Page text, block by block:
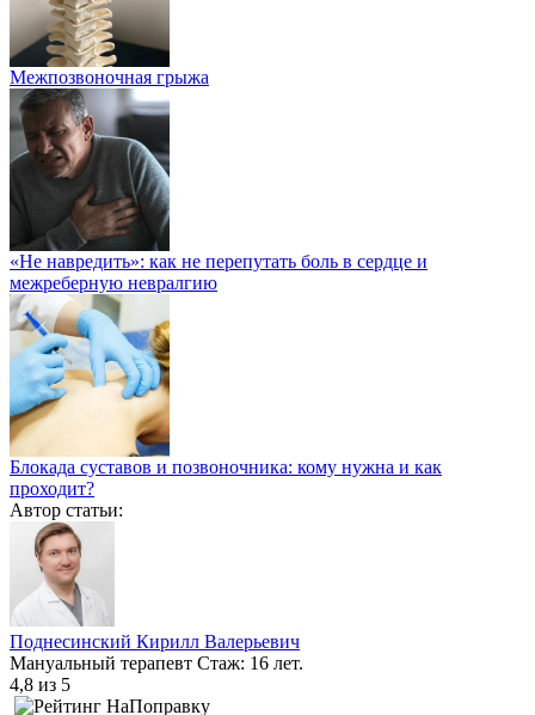
Межпозвоночная грыжа
«Не навредить»: как не перепутать боль в сердце и
межреберную невралгию
Блокада суставов и позвоночника: кому нужна и как
проходит?
Автор статьи:
Поднесинский Кирилл Валерьевич
Мануальный терапевт Стаж: 16 лет.
4,8 из 5